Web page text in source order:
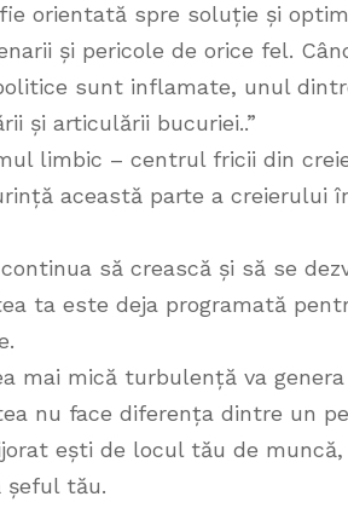
orientată spre soluție și
și pericole de orice fel.
sunt inflamate, unul
și articulării bucuriei..”
limbic – centrul fricii din
această parte a creierului
să crească și să se
ta este deja programată
mai mică turbulență va
nu face diferența dintre un
ești de locul tău de
șeful tău.